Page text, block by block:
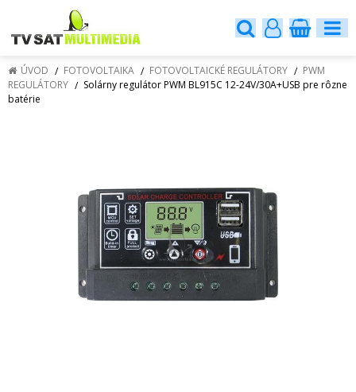
ÚVOD FOTOVOLTAIKA FOTOVOLTAICKÉ REGULÁTORY
PWM
REGULÁTORY
Solárny regulátor PWM BL915C 12-24V/30A+USB pre rôzne
batérie